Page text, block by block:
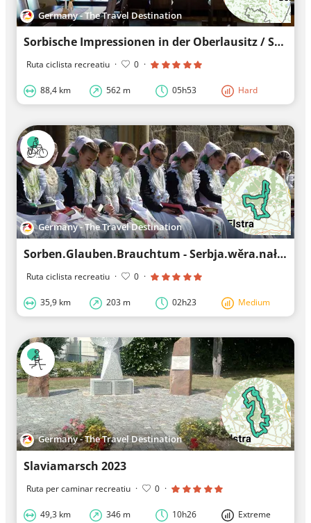
Germany - The Travel Destination
Sorbische Impressionen in der Oberlausitz / Serbske impresije w Hornej Łužicy
Ruta ciclista recreatiu · 0 ·
88,4 km 562 m 05h53 Hard
Germany - The Travel Destination
Sorben.Glauben.Brauchtum - Serbja.wěra.nałožki
Ruta ciclista recreatiu · 0 ·
35,9 km 203 m 02h23 Medium
Germany - The Travel Destination
Slaviamarsch 2023
Ruta per caminar recreatiu · 0 ·
49,3 km 346 m 10h26 Extreme